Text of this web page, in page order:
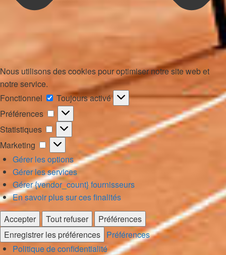
Nous utilisons des cookies pour optimiser notre site web et
notre service.
Fonctionnel
Fonctionnel
Toujours activé
Préférences
Préférences
Statistiques
Statistiques
Marketing
Marketing
Gérer les options
Gérer les services
Gérer {vendor_count} fournisseurs
En savoir plus sur ces finalités
Accepter
Tout refuser
Préférences
Enregistrer les préférences Préférences
Politique de confidentialité